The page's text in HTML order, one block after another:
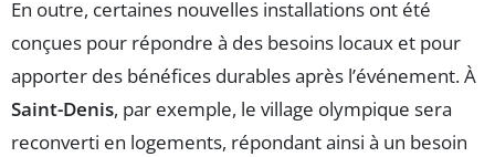
En outre, certaines nouvelles installations ont été
conçues pour répondre à des besoins locaux et pour
apporter des bénéfices durables après l’événement. À
Saint-Denis, par exemple, le village olympique sera
reconverti en logements, répondant ainsi à un besoin